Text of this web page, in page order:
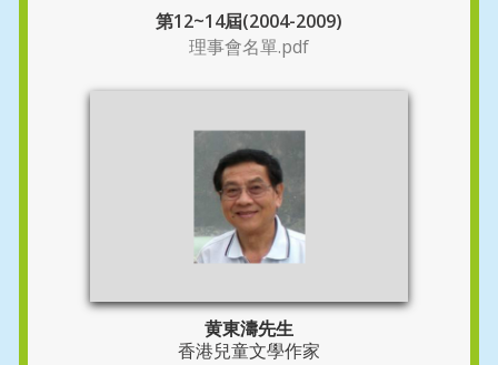
第12~14屆(2004-2009)
理事會名單.pdf
黄東濤先生
香港兒童文學作家